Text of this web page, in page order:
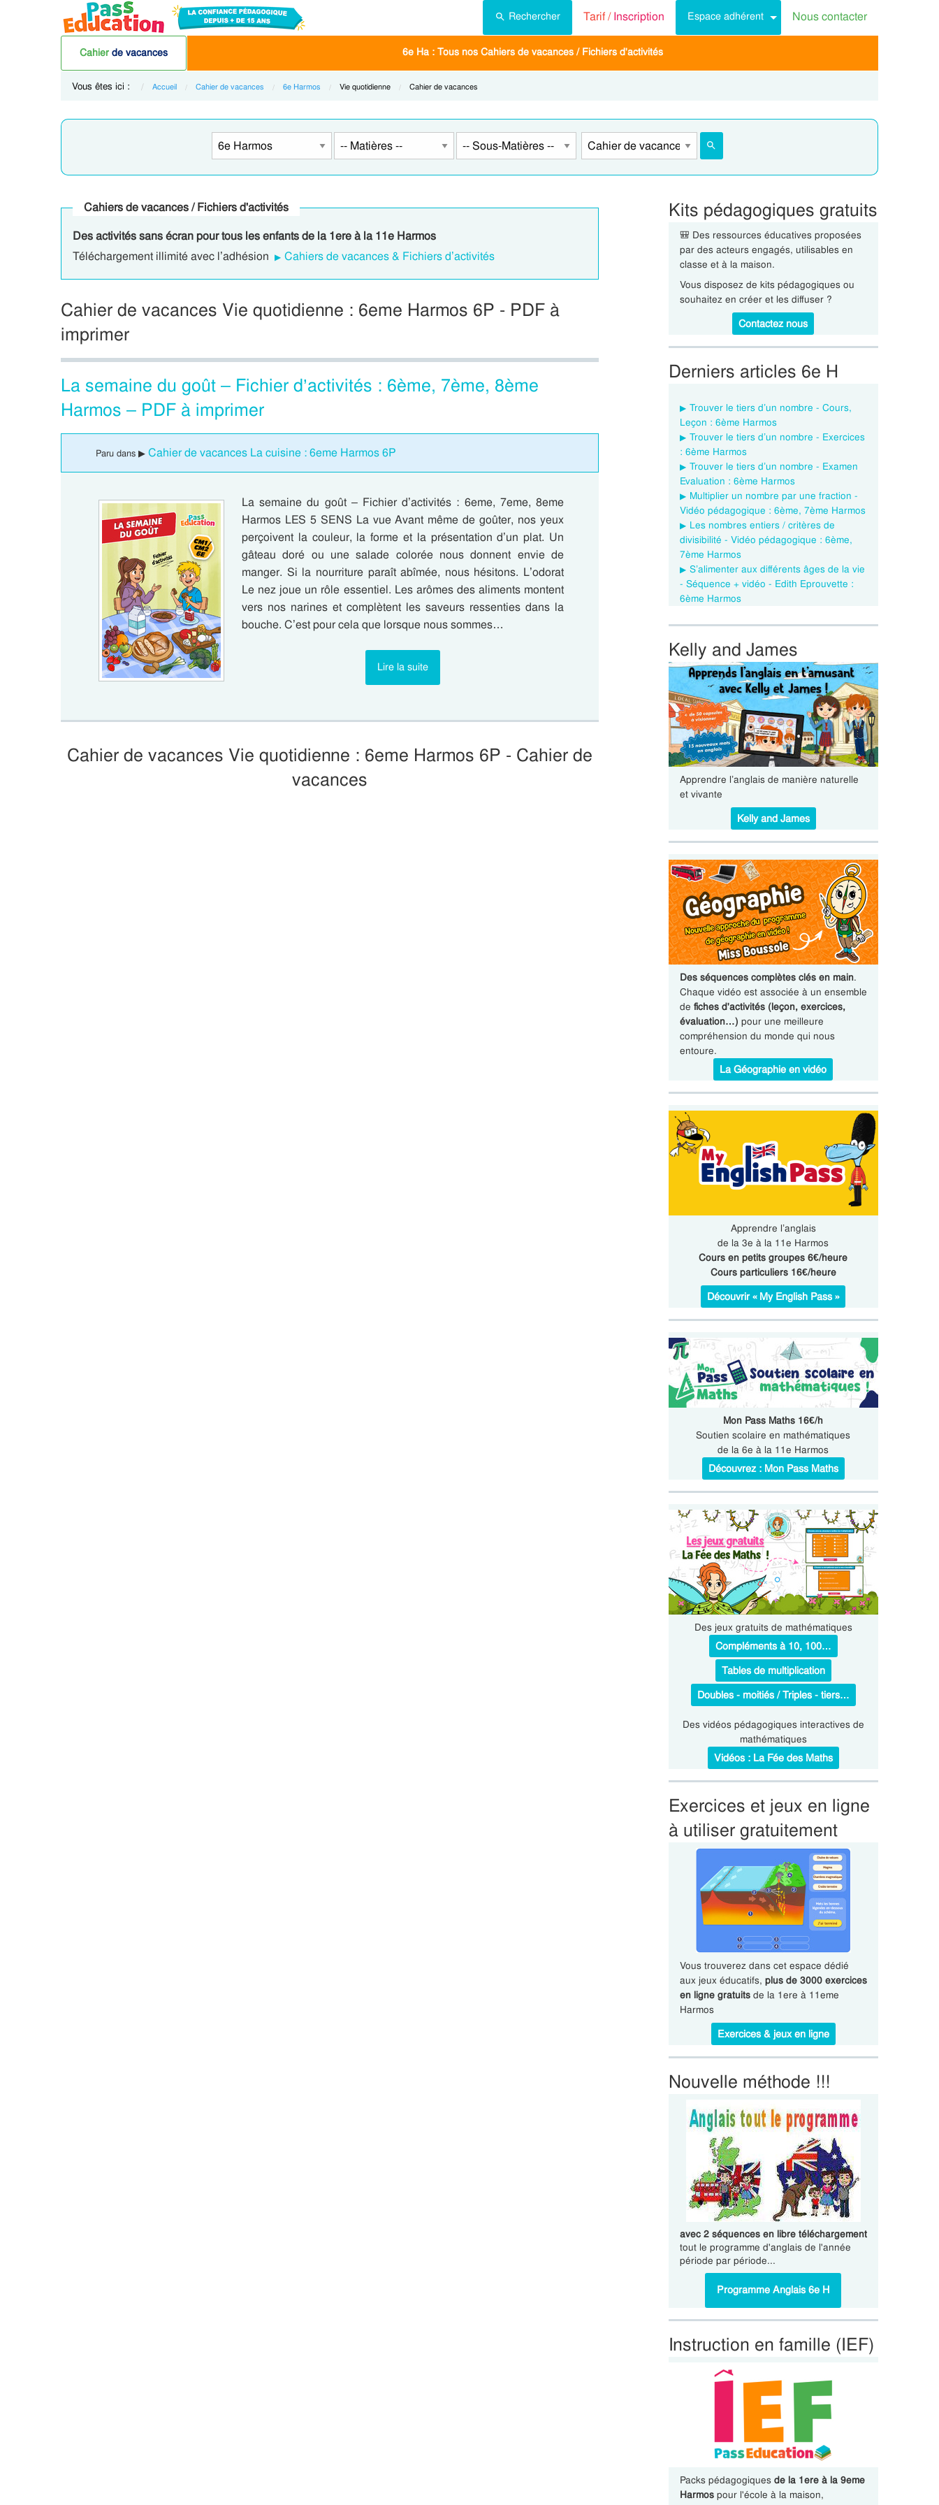
Rechercher Tarif /Inscription Espace adhérent Nous contacter
Cahier de vacances 6e Ha : Tous nos Cahiers de vacances / Fichiers d'activités
Vous êtes ici : Accueil Cahier de vacances 6e Harmos Current:
Vie quotidienne Current:
Cahier de vacances
Cahiers de vacances / Fichiers d'activités
Des activités sans écran pour tous les enfants de la 1ere à la 11e Harmos
Téléchargement illimité avec l’adhésion
Cahiers de vacances & Fichiers d’activités
Cahier de vacances Vie quotidienne : 6eme Harmos 6P - PDF à
imprimer
La semaine du goût – Fichier d’activités : 6ème, 7ème, 8ème
Harmos – PDF à imprimer
Paru dans ▶ Cahier de vacances La cuisine : 6eme Harmos 6P
La semaine du goût – Fichier d’activités : 6eme, 7eme, 8eme
Harmos LES 5 SENS La vue Avant même de goûter, nos yeux
perçoivent la couleur, la forme et la présentation d’un plat. Un
gâteau doré ou une salade colorée nous donnent envie de
manger. Si la nourriture paraît abîmée, nous hésitons. L’odorat
Le nez joue un rôle essentiel. Les arômes des aliments montent
vers nos narines et complètent les saveurs ressenties dans la
bouche. C’est pour cela que lorsque nous sommes…
Lire la suite
Cahier de vacances Vie quotidienne : 6eme Harmos 6P - Cahier de
vacances
Kits pédagogiques gratuits
🎒 Des ressources éducatives proposées
par des acteurs engagés, utilisables en
classe et à la maison.
Vous disposez de kits pédagogiques ou
souhaitez en créer et les diffuser ?
Contactez nous
Derniers articles 6e H
Trouver le tiers d’un nombre - Cours,
Leçon : 6ème Harmos
Trouver le tiers d’un nombre - Exercices
: 6ème Harmos
Trouver le tiers d’un nombre - Examen
Evaluation : 6ème Harmos
Multiplier un nombre par une fraction -
Vidéo pédagogique : 6ème, 7ème Harmos
Les nombres entiers / critères de
divisibilité - Vidéo pédagogique : 6ème,
7ème Harmos
S’alimenter aux différents âges de la vie
- Séquence + vidéo - Edith Eprouvette :
6ème Harmos
Kelly and James
Apprendre l’anglais de manière naturelle
et vivante
Kelly and James
Des séquences complètes clés en main.
Chaque vidéo est associée à un ensemble
de fiches d'activités (leçon, exercices,
évaluation…) pour une meilleure
compréhension du monde qui nous
entoure.
La Géographie en vidéo
Apprendre l’anglais
de la 3e à la 11e Harmos
Cours en petits groupes 6€/heure
Cours particuliers 16€/heure
Découvrir « My English Pass »
Mon Pass Maths 16€/h
Soutien scolaire en mathématiques
de la 6e à la 11e Harmos
Découvrez : Mon Pass Maths
Des jeux gratuits de mathématiques
Compléments à 10, 100…
Tables de multiplication
Doubles - moitiés / Triples - tiers…
Des vidéos pédagogiques interactives de
mathématiques
Vidéos : La Fée des Maths
Exercices et jeux en ligne
à utiliser gratuitement
Vous trouverez dans cet espace dédié
aux jeux éducatifs, plus de 3000 exercices
en ligne gratuitsde la 1ere à 11eme
Harmos
Exercices & jeux en ligne
Nouvelle méthode !!!
avec 2 séquences en libre téléchargement
tout le programme d'anglais de l'année
période par période...
Programme Anglais 6e H
Instruction en famille (IEF)
Packs pédagogiques de la 1ere à la 9eme
Harmospour l'école à la maison,